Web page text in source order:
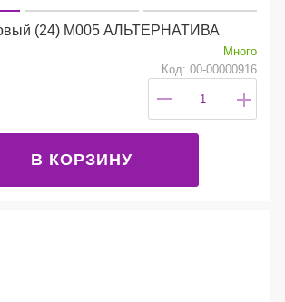
(24) М005 АЛЬТЕРНАТИВА
Много
Код: 00-00000916
В КОРЗИНУ